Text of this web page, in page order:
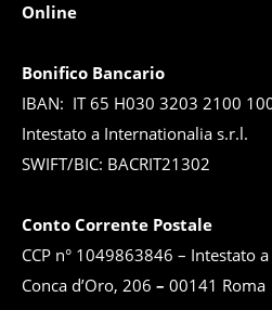
Online
Bonifico Bancario
IBAN: IT 65 H030 3203 2100
Intestato a Internationalia s.r.l.
SWIFT/BIC: BACRIT21302
Conto Corrente Postale
CCP n° 1049863846 – Intestato
Conca d’Oro, 206 – 00141 Roma